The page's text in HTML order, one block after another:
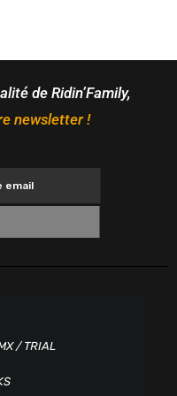
de Ridin’Family,
newsletter !
/ TRIAL